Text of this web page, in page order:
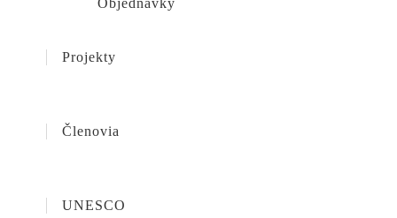
Objednávky
Projekty
Členovia
UNESCO